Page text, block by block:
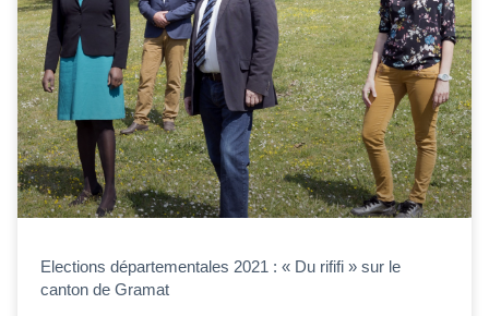
Elections départementales 2021 : « Du rififi » sur le
canton de Gramat